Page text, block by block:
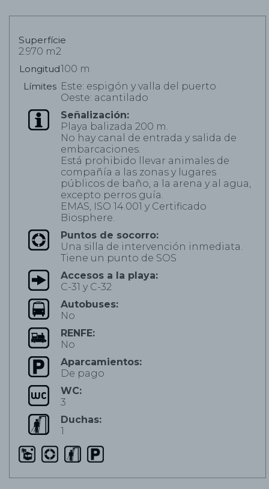
Superfície
2.970 m2
Longitud100 m
Límites Este: espigón y valla del puerto
Oeste: acantilado
Señalización:
Playa balizada 200 m.
No hay canal de entrada y salida de
embarcaciones.
Está prohibido llevar animales de
compañía a las zonas y lugares
públicos de baño, a la arena y al agua,
excepto perros guía.
EMAS, ISO 14.001 y Certificado
Biosphere.
Puntos de socorro:
Una silla de intervención inmediata.
Tiene un punto de SOS
Accesos a la playa:
C-31 y C-32
Autobuses:
No
RENFE:
No
Aparcamientos:
De pago
WC:
3
Duchas:
1